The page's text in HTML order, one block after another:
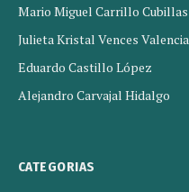
Mario Miguel Carrillo Cubillas
Julieta Kristal Vences Valencia
Eduardo Castillo López
Alejandro Carvajal Hidalgo
CATEGORIAS